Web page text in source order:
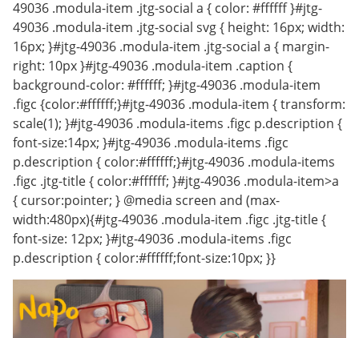
49036 .modula-item .jtg-social a { color: #ffffff }#jtg-
49036 .modula-item .jtg-social svg { height: 16px; width:
16px; }#jtg-49036 .modula-item .jtg-social a { margin-
right: 10px }#jtg-49036 .modula-item .caption {
background-color: #ffffff; }#jtg-49036 .modula-item
.figc {color:#ffffff;}#jtg-49036 .modula-item { transform:
scale(1); }#jtg-49036 .modula-items .figc p.description {
font-size:14px; }#jtg-49036 .modula-items .figc
p.description { color:#ffffff;}#jtg-49036 .modula-items
.figc .jtg-title { color:#ffffff; }#jtg-49036 .modula-item>a
{ cursor:pointer; } @media screen and (max-
width:480px){#jtg-49036 .modula-item .figc .jtg-title {
font-size: 12px; }#jtg-49036 .modula-items .figc
p.description { color:#ffffff;font-size:10px; }}